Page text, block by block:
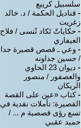
سلسبيل كريبع
- قناديل الحكمة / د. خالد
زغريت
- حكاياتْ تَكاد تُنسى / فلاح
العيفاري
- وعي ـ قصص قصيرة جدا
/ حسين جداونه
-
ديوان 23 الحاوي
والعصفور / منصور
الريكان
-كتاب «عين على القصة
القصيرة: تأملات نقدية في
تسع رؤى قصصية م ... /
حميد عقبي